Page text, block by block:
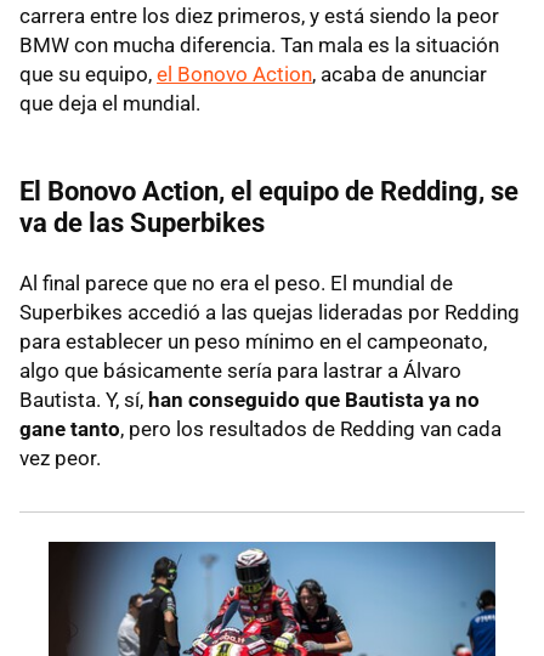
carrera entre los diez primeros, y está siendo la peor
BMW con mucha diferencia. Tan mala es la situación
que su equipo, el Bonovo Action, acaba de anunciar
que deja el mundial.
El Bonovo Action, el equipo de Redding, se
va de las Superbikes
Al final parece que no era el peso. El mundial de
Superbikes accedió a las quejas lideradas por Redding
para establecer un peso mínimo en el campeonato,
algo que básicamente sería para lastrar a Álvaro
Bautista. Y, sí, han conseguido que Bautista ya no
gane tanto, pero los resultados de Redding van cada
vez peor.